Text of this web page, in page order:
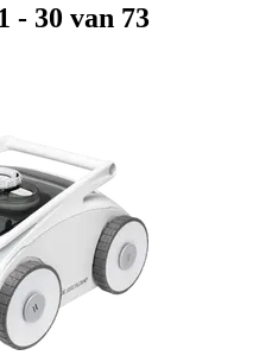
- 30 van 73